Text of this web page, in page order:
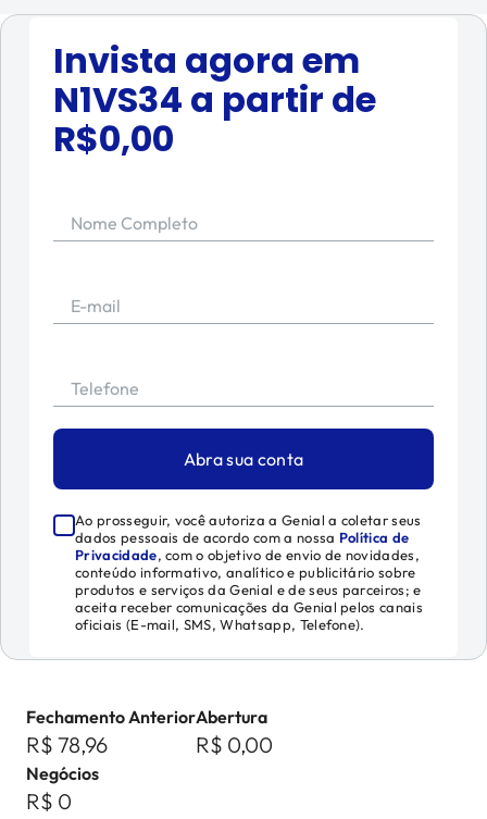
Invista agora em
N1VS34 a partir de
R$0,00
Nome Completo
E-mail
Telefone
Abra sua conta
Ao prosseguir, você autoriza a Genial a coletar seus
dados pessoais de acordo com a nossa Política de
Privacidade, com o objetivo de envio de novidades,
conteúdo informativo, analítico e publicitário sobre
produtos e serviços da Genial e de seus parceiros; e
aceita receber comunicações da Genial pelos canais
oficiais (E-mail, SMS, Whatsapp, Telefone).
Fechamento Anterior
R$ 78,96
Abertura
R$ 0,00
Negócios
R$ 0